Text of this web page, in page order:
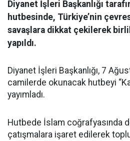
Diyanet İşleri Başkanlığı
hutbesinde, Türkiye’nin
savaşlara dikkat çekilerek
yapıldı.
Diyanet İşleri Başkanlığı, 7
camilerde okunacak hutbeyi
yayımladı.
Hutbede İslam coğrafyasında
çatışmalara işaret edilerek